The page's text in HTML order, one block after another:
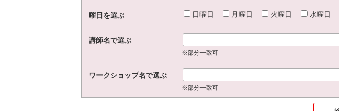
曜日を選ぶ 日曜日 月曜日 火曜日 水曜日
講師名で選ぶ
※部分一致可
ワークショップ名で選ぶ
※部分一致可